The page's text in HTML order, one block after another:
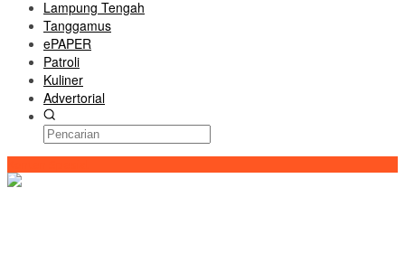
Lampung Tengah
Tanggamus
ePAPER
Patroli
Kuliner
Advertorial